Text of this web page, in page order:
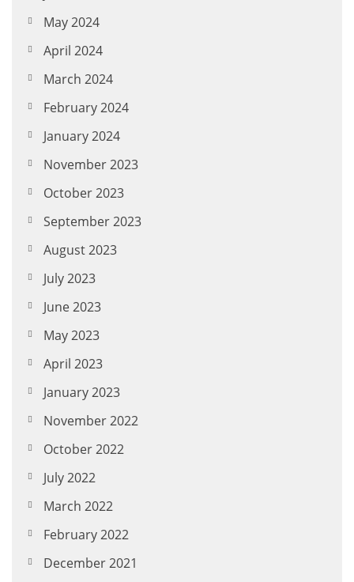
May 2024
April 2024
March 2024
February 2024
January 2024
November 2023
October 2023
September 2023
August 2023
July 2023
June 2023
May 2023
April 2023
January 2023
November 2022
October 2022
July 2022
March 2022
February 2022
December 2021